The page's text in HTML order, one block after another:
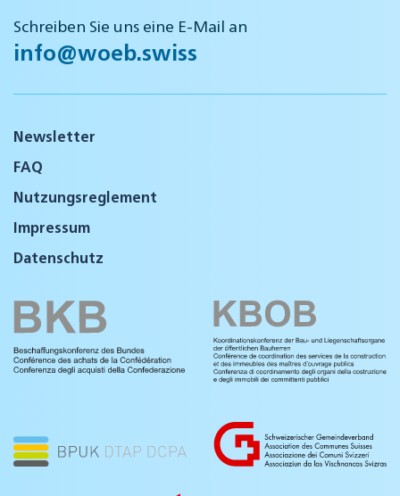
Schreiben Sie uns eine E-Mail an
info@woeb.swiss
Newsletter
FAQ
Nutzungsreglement
Impressum
Datenschutz